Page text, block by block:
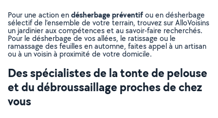
Pour une action endésherbage préventifou en désherbage
sélectif de l’ensemble de votre terrain, trouvez sur AlloVoisins
un jardinier aux compétences et au savoir-faire recherchés.
Pour le désherbage de vos allées, le ratissage ou le
ramassage des feuilles en automne, faites appel à un artisan
ou à un voisin à proximité de votre domicile.
Des spécialistes de la tonte de pelouse
et du débroussaillage proches de chez
vous